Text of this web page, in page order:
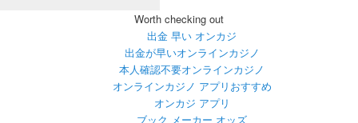
Worth checking out
出金 早い オンカジ
出金が早いオンラインカジノ
本人確認不要オンラインカジノ
オンラインカジノ アプリおすすめ
オンカジ アプリ
ブック メーカー オッズ